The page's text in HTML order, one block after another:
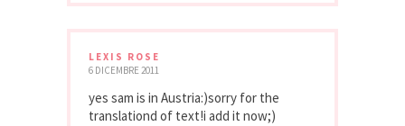
LEXIS ROSE
6 DICEMBRE 2011
yes sam is in Austria:)sorry for the
translationd of text!i add it now;)